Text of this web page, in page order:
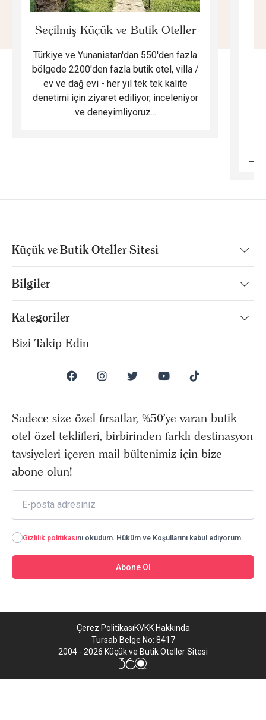
Seçilmiş Küçük ve Butik Oteller
Türkiye ve Yunanistan'dan 550'den fazla
bölgede 2200'den fazla butik otel, villa /
ev ve dağ evi - her yıl tek tek kalite
denetimi için ziyaret ediliyor, inceleniyor
ve deneyimliyoruz...
Küçük ve Butik Oteller Sitesi
Bilgiler
Kategoriler
Bizi Takip Edin
Sadece size özel fırsatlar, %50’ye varan butik
otel özel teklifleri, birbirinden farklı destinasyon
tavsiyeleri içeren mail bültenimiz için bize
abone olun!
Gizlilik politikasını okudum. Hüküm ve Koşullarını kabul ediyorum.
Abone Ol
2004 - 2026 Küçük ve Butik Oteller Sitesi
Tursab Belge No: 8417
Çerez PolitikasıKVKK Hakkında